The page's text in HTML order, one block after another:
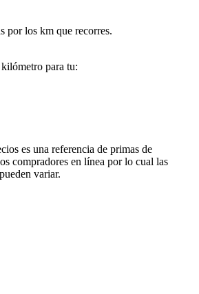
por los km que recorres.
para tu:
es una referencia de primas de
compradores en línea por lo cual las
variar.